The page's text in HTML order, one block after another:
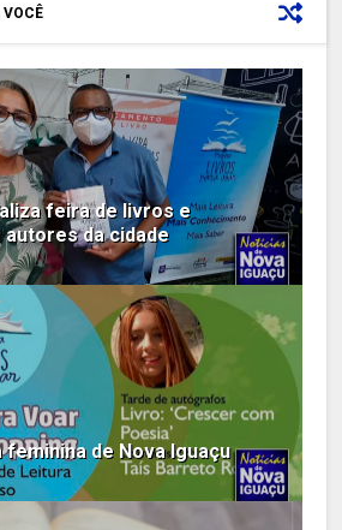
VOCÊ
feira de livros e
da cidade
de Nova Iguaçu